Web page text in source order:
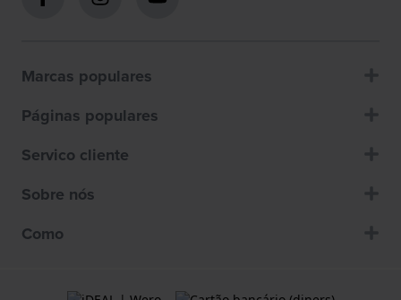
Marcas populares
Páginas populares
Servico cliente
Sobre nós
Como